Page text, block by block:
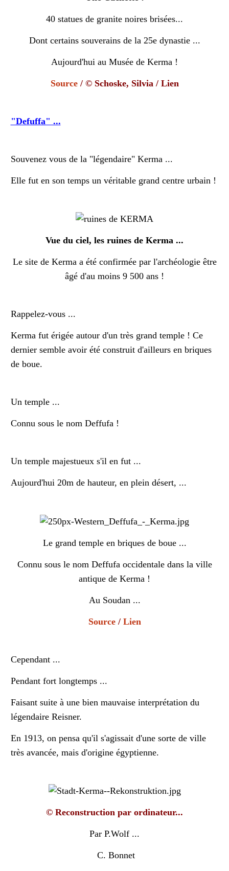
40 statues de granite noires brisées...
Dont certains souverains de la 25e dynastie ...
Aujourd'hui au Musée de Kerma !
Source/ © Schoske, Silvia / Lien
"Defuffa" ...
Souvenez vous de la "légendaire" Kerma ...
Elle fut en son temps un véritable grand centre urbain !
Vue du ciel, les ruines de Kerma ...
Le site de Kerma a été confirmée par l'archéologie être
âgé d'au moins 9 500 ans !
Rappelez-vous ...
Kerma fut érigée autour d'un très grand temple ! Ce
dernier semble avoir été construit d'ailleurs en briques
de boue.
Un temple ...
Connu sous le nom Deffufa !
Un temple majestueux s'il en fut ...
Aujourd'hui 20m de hauteur, en plein désert, ...
Le grand temple en briques de boue ...
Connu sous le nom Deffufa occidentale dans la ville
antique de Kerma !
Au Soudan ...
Source/ Lien
Cependant ...
Pendant fort longtemps ...
Faisant suite à une bien mauvaise interprétation du
légendaire Reisner.
En 1913, on pensa qu'il s'agissait d'une sorte de ville
très avancée, mais d'origine égyptienne.
© Reconstruction par ordinateur...
Par P.Wolf ...
C. Bonnet